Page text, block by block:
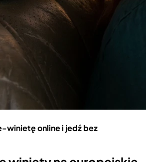
winietę online i jedź bez